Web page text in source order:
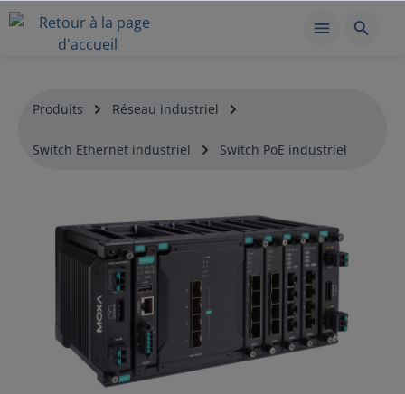
Produits Réseau industriel
Switch Ethernet industriel Switch PoE industriel